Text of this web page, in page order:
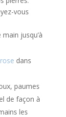
vous
jusqu’à
dans
paumes
de façon à
les